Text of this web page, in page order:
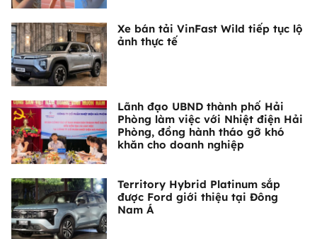
Xe bán tải VinFast Wild tiếp tục lộ
ảnh thực tế
Lãnh đạo UBND thành phố Hải
Phòng làm việc với Nhiệt điện Hải
Phòng, đồng hành tháo gỡ khó
khăn cho doanh nghiệp
Territory Hybrid Platinum sắp
được Ford giới thiệu tại Đông
Nam Á